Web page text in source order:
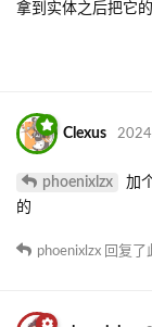
拿到实体之后把它
Clexus
phoenixlzx
加
的
phoenixlzx 回复了